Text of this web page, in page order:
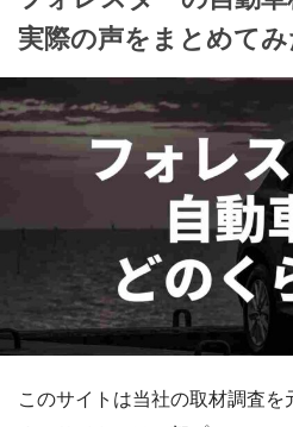
実際の声をまとめてみ
このサイトは当社の取材調査を